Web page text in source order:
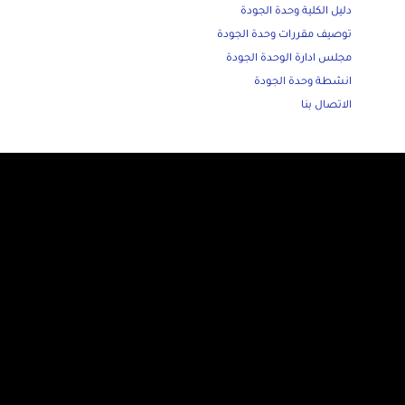
دليل الكلية وحدة الجودة
توصيف مقررات وحدة الجودة
مجلس ادارة الوحدة الجودة
انشطة وحدة الجودة
الاتصال بنا